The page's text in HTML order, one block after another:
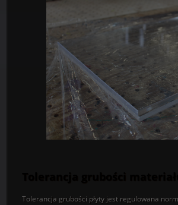
Tolerancja grubości płyty jest regulowana